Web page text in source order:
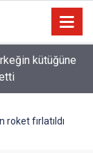
kütüğüne
klima
roket fırlatıldı